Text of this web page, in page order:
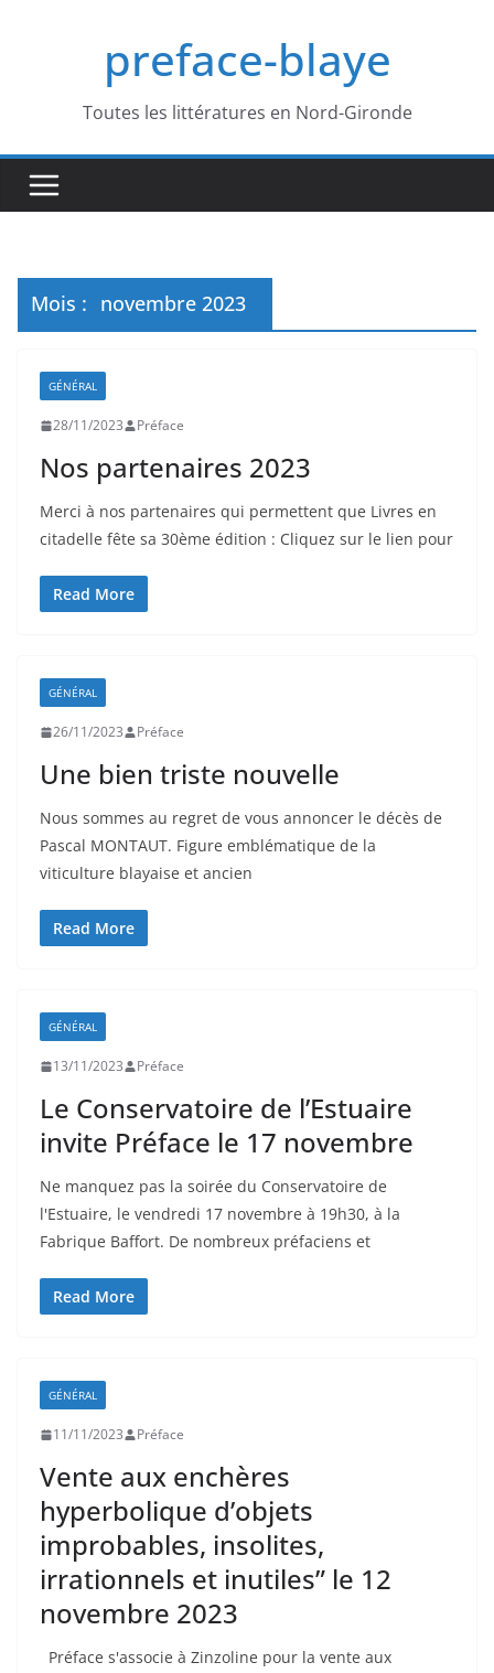
preface-blaye
Toutes les littératures en Nord-Gironde
Mois : novembre 2023
GÉNÉRAL
28/11/2023 Préface
Nos partenaires 2023
Merci à nos partenaires qui permettent que Livres en
citadelle fête sa 30ème édition : Cliquez sur le lien pour
Read More
GÉNÉRAL
26/11/2023 Préface
Une bien triste nouvelle
Nous sommes au regret de vous annoncer le décès de
Pascal MONTAUT. Figure emblématique de la
viticulture blayaise et ancien
Read More
GÉNÉRAL
13/11/2023 Préface
Le Conservatoire de l’Estuaire
invite Préface le 17 novembre
Ne manquez pas la soirée du Conservatoire de
l'Estuaire, le vendredi 17 novembre à 19h30, à la
Fabrique Baffort. De nombreux préfaciens et
Read More
GÉNÉRAL
11/11/2023 Préface
Vente aux enchères
hyperbolique d’objets
improbables, insolites,
irrationnels et inutiles” le 12
novembre 2023
Préface s'associe à Zinzoline pour la vente aux